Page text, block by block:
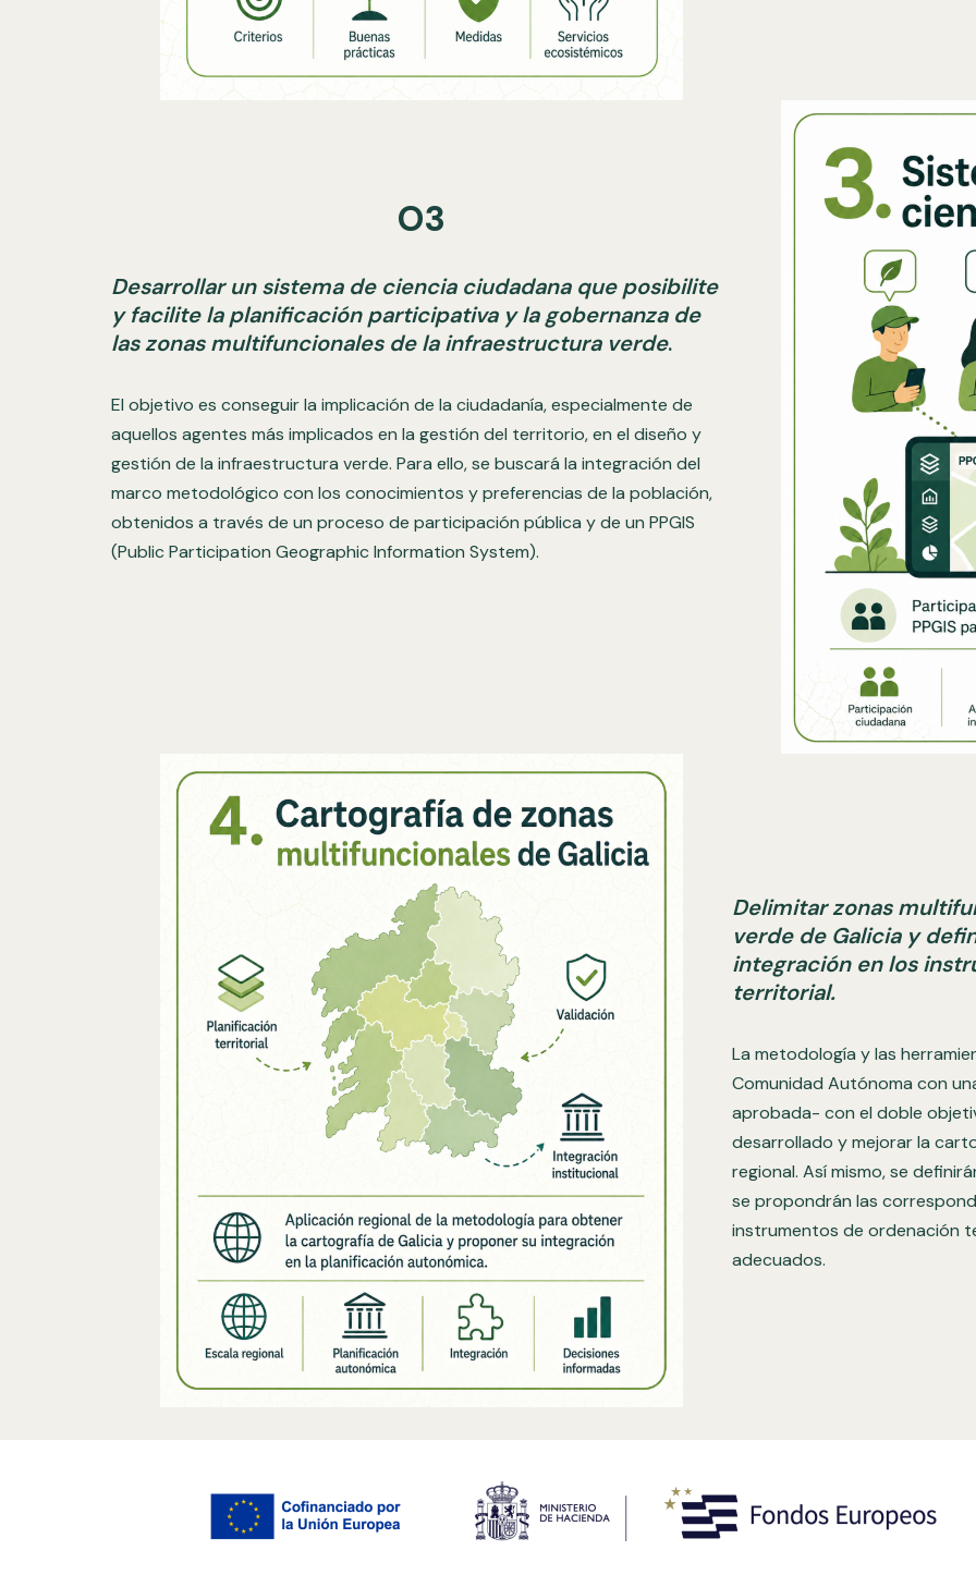
O3
Desarrollar un sistema de ciencia ciudadana que posibilite
y facilite la planificación participativa y la gobernanza de
las zonas multifuncionales de la infraestructura verde.
El objetivo es conseguir la implicación de la ciudadanía, especialmente de
aquellos agentes más implicados en la gestión del territorio, en el diseño y
gestión de la infraestructura verde. Para ello, se buscará la integración del
marco metodológico con los conocimientos y preferencias de la población,
obtenidos a través de un proceso de participación pública y de un PPGIS
(Public Participation Geographic Information System).
Delimitar zonas
verde de Galicia y
integración en los
territorial.
La metodología y las
Comunidad Autónoma con
aprobada- con el doble
desarrollado y mejorar la
regional. Así mismo, se
se propondrán las
instrumentos de ordenación
adecuados.